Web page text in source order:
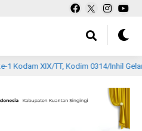
TT, Kodim 0314/Inhil Gelar Ziarah